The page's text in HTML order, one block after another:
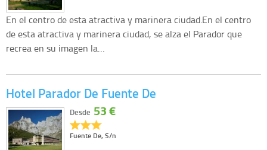
En el centro de esta atractiva y marinera ciudad.En el centro
de esta atractiva y marinera ciudad, se alza el Parador que
recrea en su imagen la…
Hotel Parador De Fuente De
Fuente De, S/n
Desde 53 €